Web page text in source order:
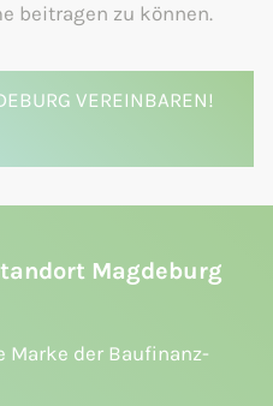
beitragen zu können.
VEREINBAREN!
Magdeburg
Marke der Baufinanz-